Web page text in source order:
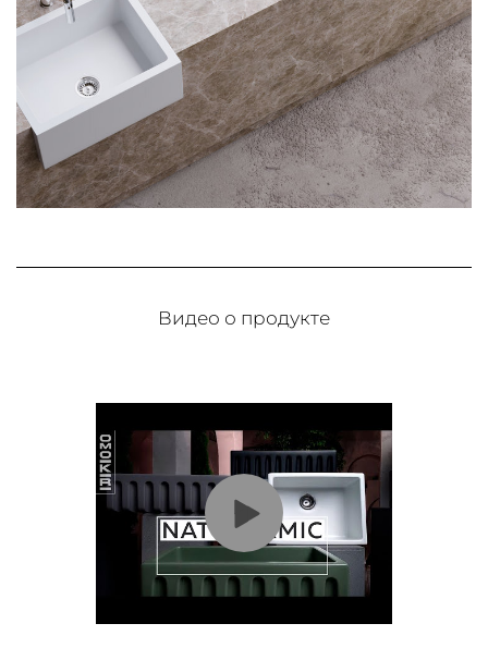
Видео о продукте